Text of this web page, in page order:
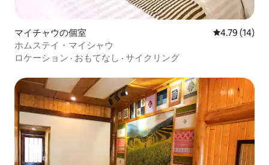
マイチャウの個室 レビュー14
4.79 (14)
ホムステイ・マイシャウ
ロケーション · おもてなし · サイクリング